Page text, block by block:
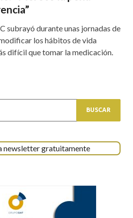
subrayó durante unas jornadas de
los hábitos de vida
difícil que tomar la medicación.
newsletter gratuitamente